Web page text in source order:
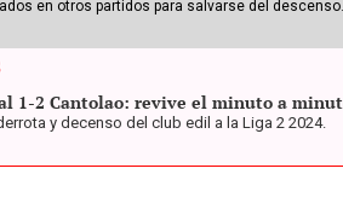
en otros partidos para salvarse del
1-2 Cantolao: revive el minuto a
y decenso del club edil a la Liga 2 2024.